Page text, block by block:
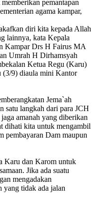
pemantapan
agama kampar,
diri kita kepada Allah
lainnya, kata Kepala
Kampar Drs H Fairus MA
Umrah H Dirhamsyah
Ketua Regu (Karu)
(3/9) diaula mini Kantor
Jema`ah
satu langkah dari para JCH
amanah yang diberikan
dihati kita untuk mengambil
pembayaran Dam maupun
Karu dan Karom untuk
Jika ada suatu
mengadakan
yang tidak ada jalan